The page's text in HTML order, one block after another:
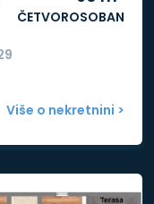
ČETVOROSOBAN
Više o nekretnini >